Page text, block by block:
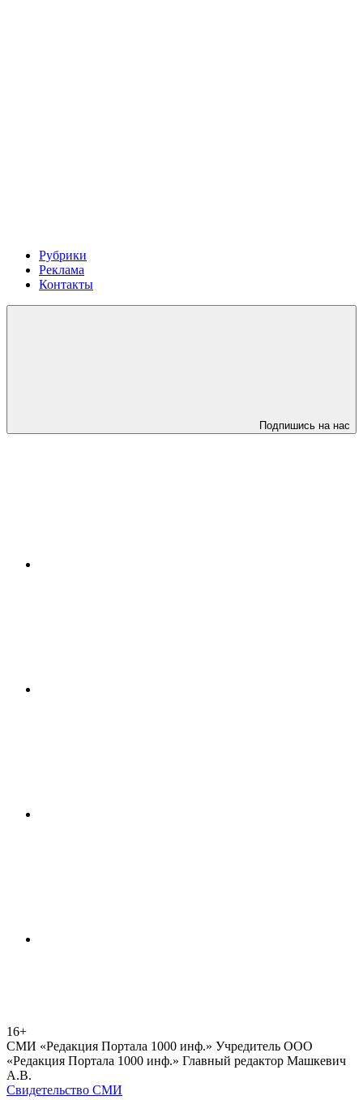
Рубрики
Реклама
Контакты
Подпишись на нас
16+
СМИ «Редакция Портала 1000 инф.» Учредитель ООО
«Редакция Портала 1000 инф.» Главный редактор Машкевич
А.В.
Свидетельство СМИ